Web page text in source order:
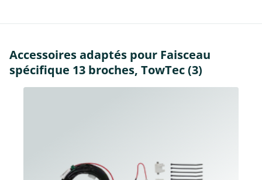
Accessoires adaptés pour Faisceau
spécifique 13 broches, TowTec (3)